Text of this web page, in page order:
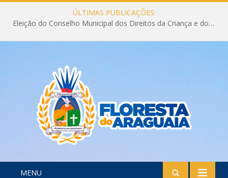
ÚLTIMAS PUBLICAÇÕES:
Eleição do Conselho Municipal dos Direitos da Criança e do Adolescente CMDCA 2026
MENU